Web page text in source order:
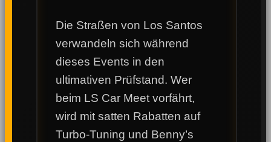
Die Straßen von Los Santos
verwandeln sich während
dieses Events in den
ultimativen Prüfstand. Wer
beim LS Car Meet vorfährt,
wird mit satten Rabatten auf
Turbo-Tuning und Benny’s